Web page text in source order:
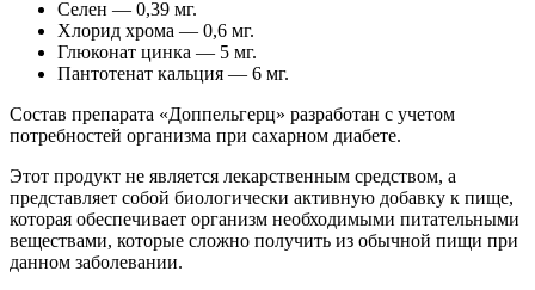
Селен — 0,39 мг.
Хлорид хрома — 0,6 мг.
Глюконат цинка — 5 мг.
Пантотенат кальция — 6 мг.
Состав препарата «Доппельгерц» разработан с учетом
потребностей организма при сахарном диабете.
Этот продукт не является лекарственным средством, а
представляет собой биологически активную добавку к пище,
которая обеспечивает организм необходимыми питательными
веществами, которые сложно получить из обычной пищи при
данном заболевании.